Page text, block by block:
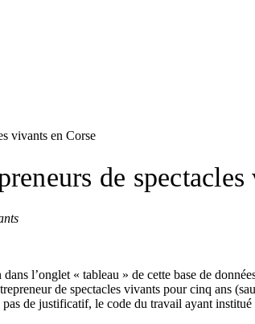
vivants en Corse
de
l’onglet « tableau » de cette base de
de spectacles vivants pour cinq ans
de justificatif, le code du travail ayant